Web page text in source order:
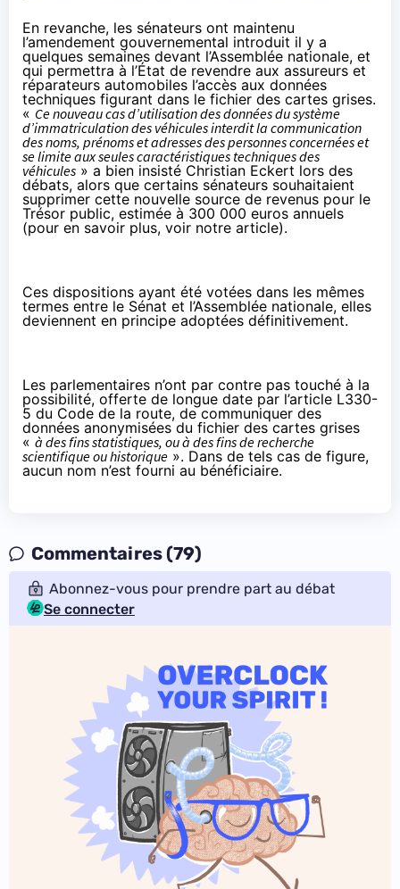
En revanche, les sénateurs ont maintenu
l’amendement gouvernemental introduit il y a
quelques semaines devant l’Assemblée nationale, et
qui permettra à l’État de revendre aux assureurs et
réparateurs automobiles l’accès aux données
techniques figurant dans le fichier des cartes grises.
« Ce nouveau cas d’utilisation des données du système
d’immatriculation des véhicules interdit la communication
des noms, prénoms et adresses des personnes concernées et
se limite aux seules caractéristiques techniques des
véhicules » a bien insisté Christian Eckert lors des
débats, alors que certains sénateurs souhaitaient
supprimer cette nouvelle source de revenus pour le
Trésor public, estimée à 300 000 euros annuels
(pour en savoir plus, voir notre article).
Ces dispositions ayant été votées dans les mêmes
termes entre le Sénat et l’Assemblée nationale, elles
deviennent en principe adoptées définitivement.
Les parlementaires n’ont par contre pas touché à la
possibilité, offerte de longue date par l’article L330-
5 du Code de la route, de communiquer des
données anonymisées du fichier des cartes grises
« à des fins statistiques, ou à des fins de recherche
scientifique ou historique ». Dans de tels cas de figure,
aucun nom n’est fourni au bénéficiaire.
Commentaires (79)
Abonnez-vous pour prendre part au débat
Se connecter